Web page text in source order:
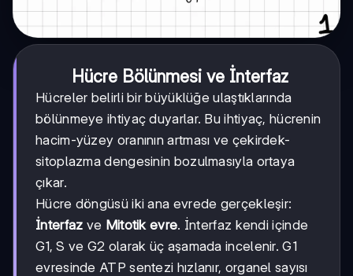
Hücre Bölünmesi ve İnterfaz
Hücreler belirli bir büyüklüğe ulaştıklarında
bölünmeye ihtiyaç duyarlar. Bu ihtiyaç, hücrenin
hacim-yüzey oranının artması ve çekirdek-
sitoplazma dengesinin bozulmasıyla ortaya
çıkar.
Hücre döngüsü iki ana evrede gerçekleşir:
İnterfaz ve Mitotik evre. İnterfaz kendi içinde
G1, S ve G2 olarak üç aşamada incelenir. G1
evresinde ATP sentezi hızlanır, organel sayısı